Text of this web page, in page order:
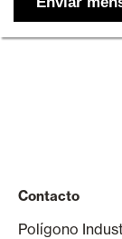
Contacto
Polígono